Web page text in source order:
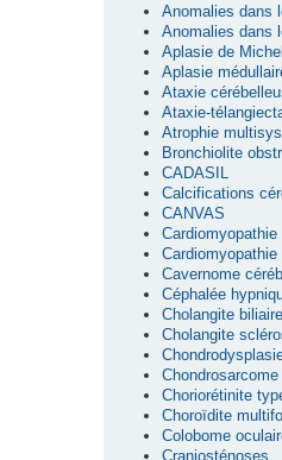
Anomalies dans
Anomalies dans
Aplasie de Michel
Aplasie
Ataxie
Ataxie-
Atrophie
Bronchiolite
CADASIL
Calcifications
CANVAS
Cavernome
Céphalée
Cholangite
Cholangite
Chondrosarcome
Choriorétinite
Choroïdite
Colobome
Craniosténoses